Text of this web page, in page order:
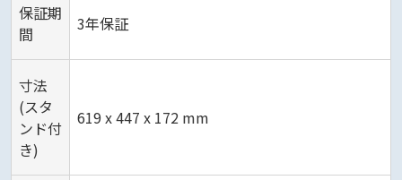
保証期
間
3年保証
寸法
(スタ
ンド付
き)
619 x 447 x 172 mm